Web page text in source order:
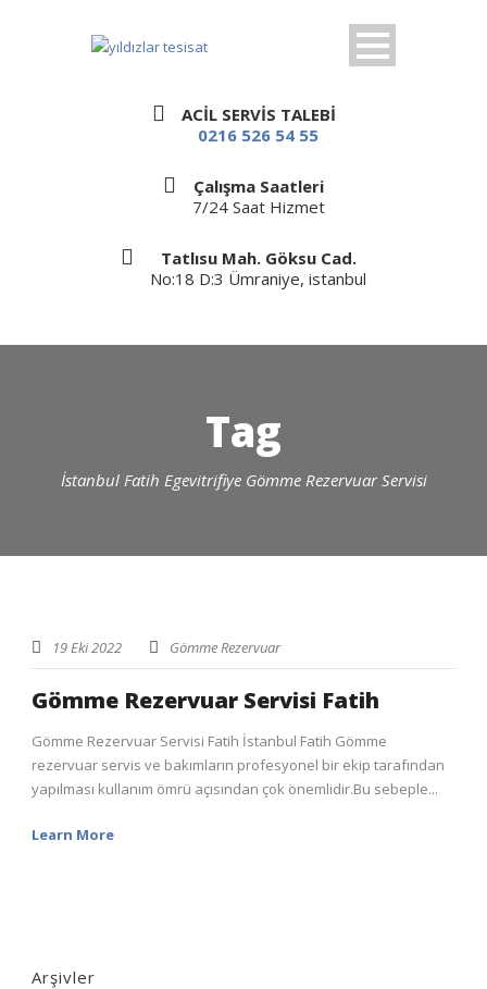
ACİL SERVİS TALEBİ
0216 526 54 55
Çalışma Saatleri
7/24 Saat Hizmet
Tatlısu Mah. Göksu Cad.
No:18 D:3 Ümraniye, istanbul
Tag
İstanbul Fatih Egevitrifiye Gömme Rezervuar Servisi
19 Eki 2022 Gömme Rezervuar
Gömme Rezervuar Servisi Fatih
Gömme Rezervuar Servisi Fatih İstanbul Fatih Gömme
rezervuar servis ve bakımların profesyonel bir ekip tarafından
yapılması kullanım ömrü açısından çok önemlidir.Bu sebeple...
Learn More
Arşivler